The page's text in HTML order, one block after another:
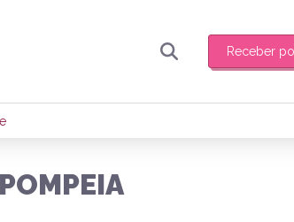
Receber
receber toda sexta-feira de manhã o